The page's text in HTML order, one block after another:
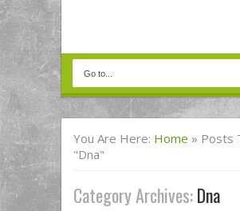
You Are Here: Home » Posts
"dna"
Category Archives:Dna